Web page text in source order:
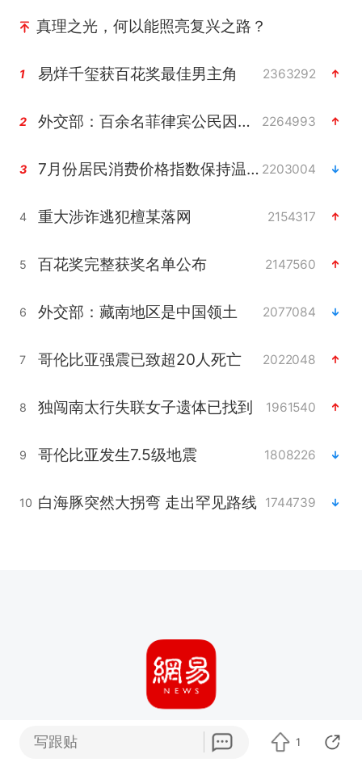
真理之光，何以能照亮复兴之路？
1 易烊千玺获百花奖最佳男主角 2363292
2 外交部：百余名菲律宾公民因非法就业、非法居留被依法处理 2264993
3 7月份居民消费价格指数保持温和上涨 2203004
4 重大涉诈逃犯檀某落网 2154317
5 百花奖完整获奖名单公布 2147560
6 外交部：藏南地区是中国领土 2077084
7 哥伦比亚强震已致超20人死亡 2022048
8 独闯南太行失联女子遗体已找到 1961540
9 哥伦比亚发生7.5级地震 1808226
10 白海豚突然大拐弯 走出罕见路线 1744739
写跟贴 1